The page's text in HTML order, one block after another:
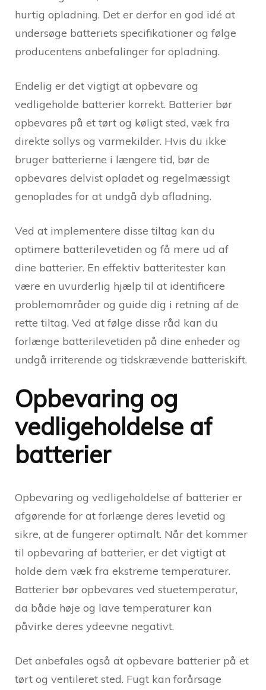
hurtig opladning. Det er derfor en god idé at
undersøge batteriets specifikationer og følge
producentens anbefalinger for opladning.
Endelig er det vigtigt at opbevare og
vedligeholde batterier korrekt. Batterier bør
opbevares på et tørt og køligt sted, væk fra
direkte sollys og varmekilder. Hvis du ikke
bruger batterierne i længere tid, bør de
opbevares delvist opladet og regelmæssigt
genoplades for at undgå dyb afladning.
Ved at implementere disse tiltag kan du
optimere batterilevetiden og få mere ud af
dine batterier. En effektiv batteritester kan
være en uvurderlig hjælp til at identificere
problemområder og guide dig i retning af de
rette tiltag. Ved at følge disse råd kan du
forlænge batterilevetiden på dine enheder og
undgå irriterende og tidskrævende batteriskift.
Opbevaring og
vedligeholdelse af
batterier
Opbevaring og vedligeholdelse af batterier er
afgørende for at forlænge deres levetid og
sikre, at de fungerer optimalt. Når det kommer
til opbevaring af batterier, er det vigtigt at
holde dem væk fra ekstreme temperaturer.
Batterier bør opbevares ved stuetemperatur,
da både høje og lave temperaturer kan
påvirke deres ydeevne negativt.
Det anbefales også at opbevare batterier på et
tørt og ventileret sted. Fugt kan forårsage